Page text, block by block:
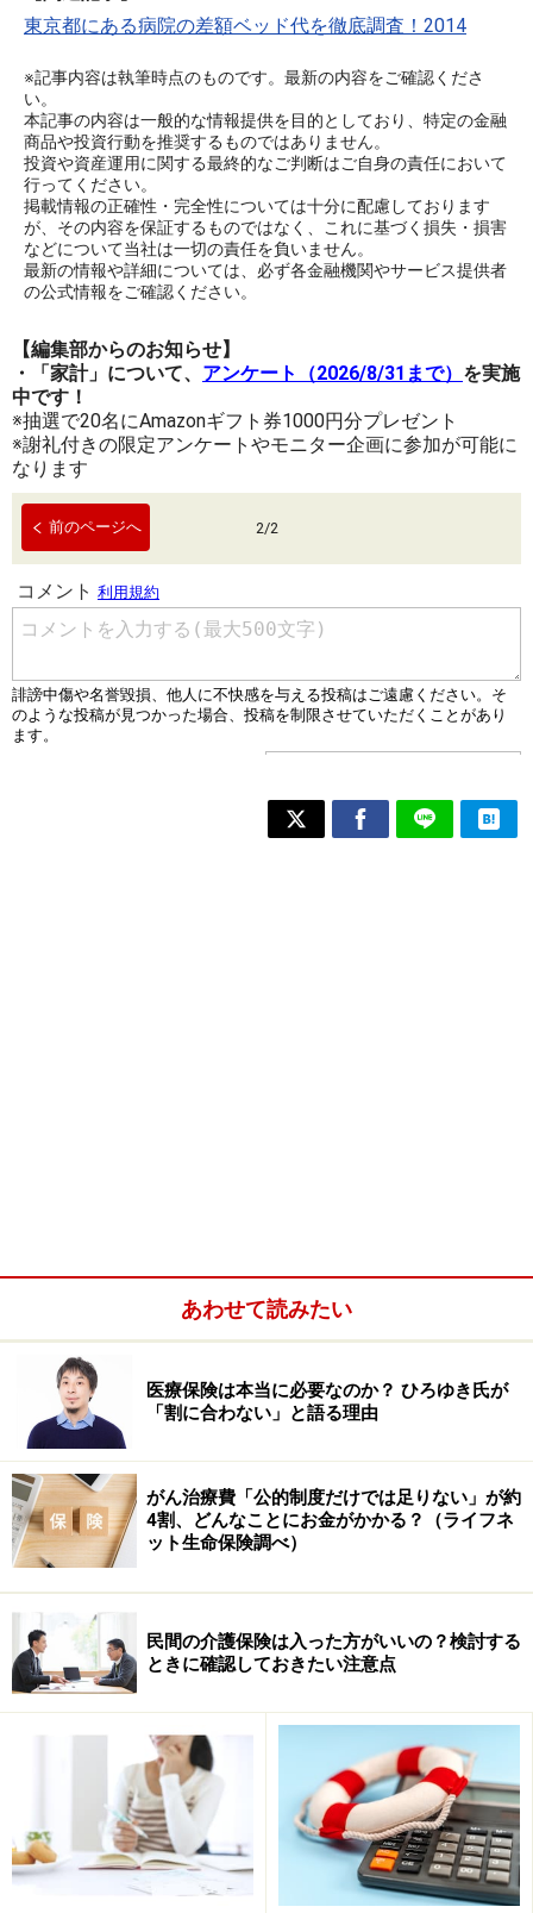
東京都にある病院の差額ベッド代を徹底調査！2014
※記事内容は執筆時点のものです。最新の内容をご確認くださ
い。
本記事の内容は一般的な情報提供を目的としており、特定の金融
商品や投資行動を推奨するものではありません。
投資や資産運用に関する最終的なご判断はご自身の責任において
行ってください。
掲載情報の正確性・完全性については十分に配慮しております
が、その内容を保証するものではなく、これに基づく損失・損害
などについて当社は一切の責任を負いません。
最新の情報や詳細については、必ず各金融機関やサービス提供者
の公式情報をご確認ください。
【編集部からのお知らせ】
・「家計」について、 アンケート（2026/8/31まで） を実施
中です！
※抽選で20名にAmazonギフト券1000円分プレゼント
※謝礼付きの限定アンケートやモニター企画に参加が可能に
なります
前のページへ 2/2
あわせて読みたい
医療保険は本当に必要なのか？ ひろゆき氏が
「割に合わない」と語る理由
がん治療費「公的制度だけでは足りない」が約
4割、どんなことにお金がかかる？（ライフネ
ット生命保険調べ）
民間の介護保険は入った方がいいの？検討する
ときに確認しておきたい注意点